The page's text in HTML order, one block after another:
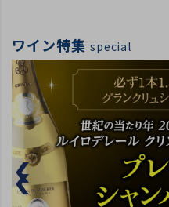
ワイン特集 special